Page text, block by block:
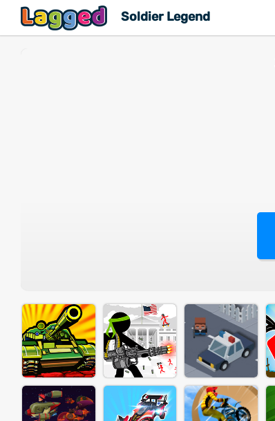
Soldier Legend